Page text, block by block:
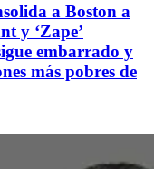
a Boston a
y ‘Zape’
embarrado y
más pobres de